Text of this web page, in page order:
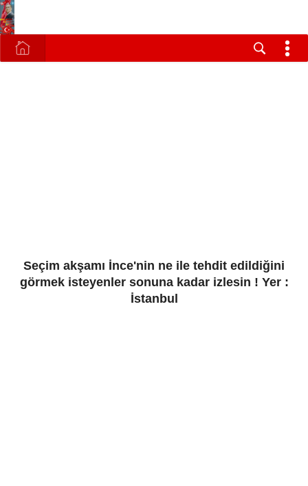
Seçim akşamı İnce'nin ne ile tehdit edildiğini
görmek isteyenler sonuna kadar izlesin ! Yer :
İstanbul